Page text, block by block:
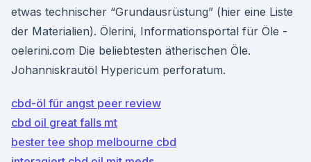
etwas technischer “Grundausrüstung” (hier eine Liste
der Materialien). Ölerini, Informationsportal für Öle -
oelerini.com Die beliebtesten ätherischen Öle.
Johanniskrautöl Hypericum perforatum.
cbd-öl für angst peer review
cbd oil great falls mt
bester tee shop melbourne cbd